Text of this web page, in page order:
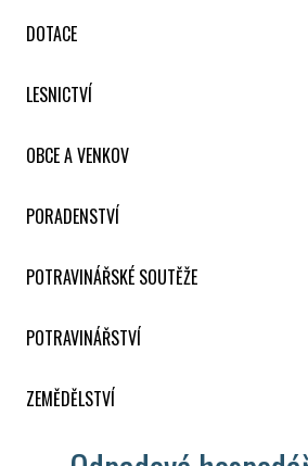
DOTACE
LESNICTVÍ
OBCE A VENKOV
PORADENSTVÍ
POTRAVINÁŘSKÉ SOUTĚŽE
POTRAVINÁŘSTVÍ
ZEMĚDĚLSTVÍ